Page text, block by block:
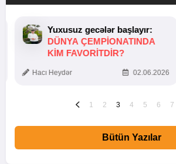
Yuxusuz gecələr başlayır:
DÜNYA ÇEMPIONATINDA
KIM FAVORITDIR?
Hacı Heydər 02.06.2026
1 2 3 4 5 6 7
Bütün Yazılar